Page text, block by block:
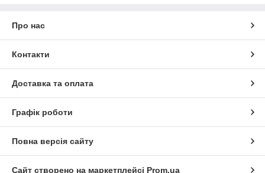
Про нас
Контакти
Доставка та оплата
Графік роботи
Повна версія сайту
Сайт створено на маркетплейсі Prom.ua